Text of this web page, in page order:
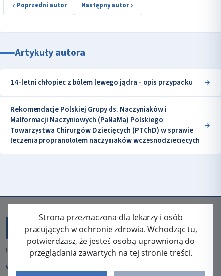
Poprzedni autor Następny autor
Artykuły autora
14-letni chłopiec z bólem lewego jądra - opis przypadku
Rekomendacje Polskiej Grupy ds. Naczyniaków i
Malformacji Naczyniowych (PaNaMa) Polskiego
Towarzystwa Chirurgów Dziecięcych (PTChD) w sprawie
leczenia propranololem naczyniaków wczesnodziecięcych
Strona przeznaczona dla lekarzy i osób
pracujących w ochronie zdrowia. Wchodząc tu,
potwierdzasz, że jesteś osobą uprawnioną do
przeglądania zawartych na tej stronie treści.
ISSN: 2080-5438
WYDAWCA